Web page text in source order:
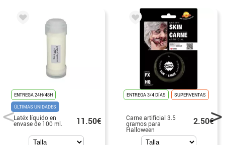
ENTREGA 24H/48H
ÚLTIMAS UNIDADES
Latéx líquido en
envase de 100 ml. 11.50€
ENTREGA 3/4 DÍAS SUPERVENTAS
Carne artificial 3.5
gramos para
Halloween
2.50€